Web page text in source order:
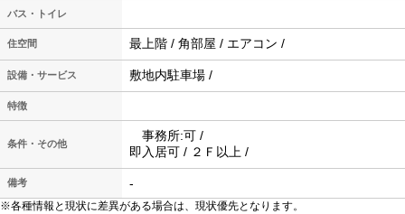
バス・トイレ
住空間 最上階 / 角部屋 / エアコン /
設備・サービス 敷地内駐車場 /
特徴
条件・その他
事務所:可 /
即入居可 / ２Ｆ以上 /
備考 -
※各種情報と現状に差異がある場合は、現状優先となります。